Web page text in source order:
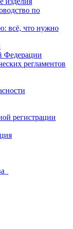
по
всё, что нужно
Федерации
регламентов
регистрации